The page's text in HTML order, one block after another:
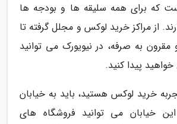
که برای همه سلیقه ها و بودجه ها
از مراکز خرید لوکس و مجلل گرفته تا
مقرون به صرفه، در نیویورک می توانید
پیدا کنید.
خرید لوکس هستید، باید به خیابان
خیابان می توانید فروشگاه های